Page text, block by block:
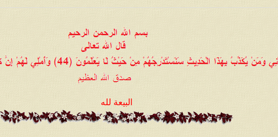
الله عليهم خليفةً وملِكاً وإماماً ليحكم بينهم بالعدل
إسرائيل. وقال الله تعالى:{وَقَالَ لَهُمْ نَبِيُّهُمْ إِنَّ اللَّهَ قَدْ
مِنْهُ وَلَمْ يُؤْتَ سَعَةً مِّنَ الْمَالِ قَالَ إِنَّ اللَّهَ اصْطَفَاهُ
مُلْكَهُ مَن يَشَاءُ وَاللَّهُ وَاسِعٌعَلِيمٌ}صدق الله العظيم
يكون في أمّة آخر الزمان حين يصبح الإسلام ليس إلا جنسيةٌ
لسانه، والمُسلم من سلم الناس من شرّ يده وشرّ
البيعة لله